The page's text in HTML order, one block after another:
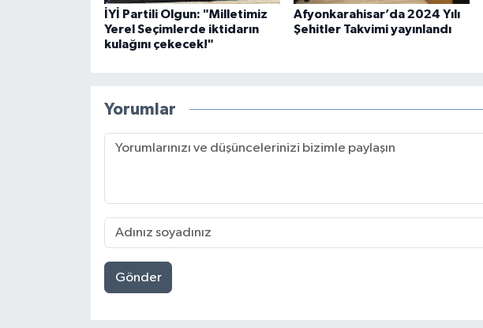
İYİ Partili Olgun: "Milletimiz
Yerel Seçimlerde iktidarın
kulağını çekecek!"
Afyonkarahisar’da 2024 Yılı
Şehitler Takvimi yayınlandı
Yorumlar
Gönder